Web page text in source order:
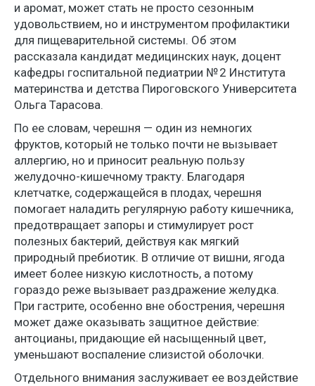
и аромат, может стать не просто сезонным
удовольствием, но и инструментом профилактики
для пищеварительной системы. Об этом
рассказала кандидат медицинских наук, доцент
кафедры госпитальной педиатрии № 2 Института
материнства и детства Пироговского Университета
Ольга Тарасова.
По ее словам, черешня — один из немногих
фруктов, который не только почти не вызывает
аллергию, но и приносит реальную пользу
желудочно-кишечному тракту. Благодаря
клетчатке, содержащейся в плодах, черешня
помогает наладить регулярную работу кишечника,
предотвращает запоры и стимулирует рост
полезных бактерий, действуя как мягкий
природный пребиотик. В отличие от вишни, ягода
имеет более низкую кислотность, а потому
гораздо реже вызывает раздражение желудка.
При гастрите, особенно вне обострения, черешня
может даже оказывать защитное действие:
антоцианы, придающие ей насыщенный цвет,
уменьшают воспаление слизистой оболочки.
Отдельного внимания заслуживает ее воздействие